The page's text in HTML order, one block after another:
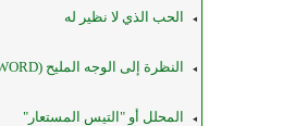
الحب الذي لا نظير له
النظرة إلى الوجه المليح (WORD)
المحلل أو "التيس المستعار"